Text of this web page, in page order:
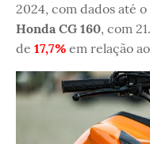
2024, com dados até
Honda CG 160, com
de 17,7% em relação